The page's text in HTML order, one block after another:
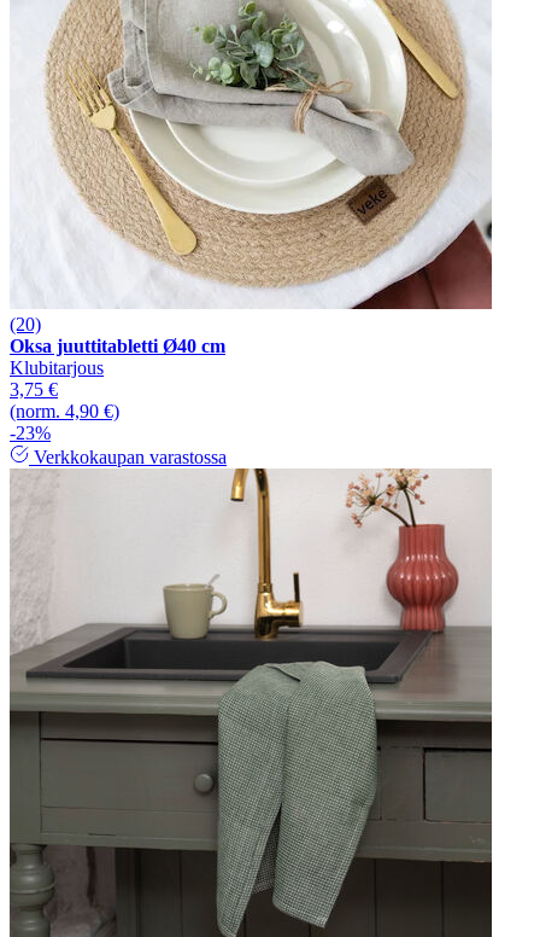
(20)
Oksa juuttitabletti Ø40 cm
Klubitarjous
3,75 €
(norm. 4,90 €)
-23%
Verkkokaupan varastossa